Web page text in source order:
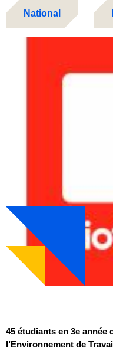
45 étudiants en 3e année
l’Environnement de